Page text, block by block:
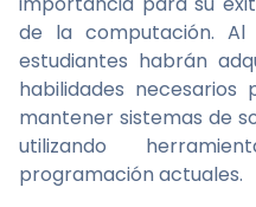
de la computación. Al
estudiantes habrán
habilidades
mantener sistemas de
utilizando
programación actuales.